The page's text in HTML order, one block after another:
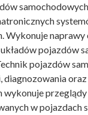
Wykonuje
pojazdów
pojazdów
diagnozowania
wykonuje
w pojazdach